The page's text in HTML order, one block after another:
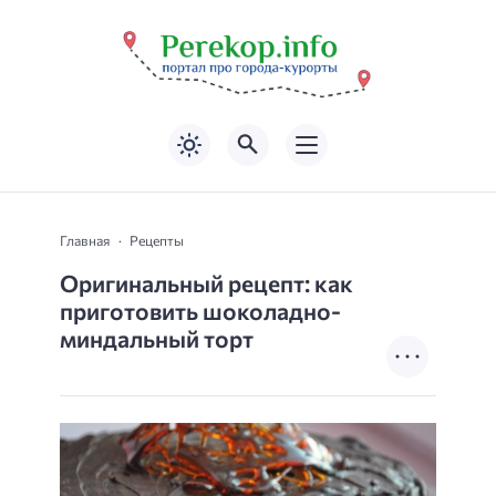
Главная Рецепты
Оригинальный рецепт: как
приготовить шоколадно-
миндальный торт